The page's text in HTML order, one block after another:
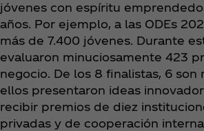
jóvenes con espíritu
años. Por ejemplo, a las ODEs
más de 7.400 jóvenes. Durante
evaluaron minuciosamente 423
negocio. De los 8 finalistas, 6 son
ellos presentaron ideas
recibir premios de diez
privadas y de cooperación